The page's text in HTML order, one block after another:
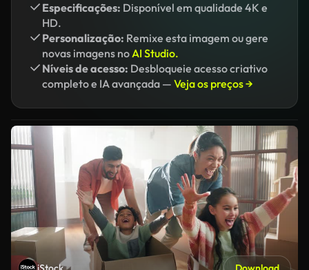
Especificações: Disponível em qualidade 4K e
HD.
Personalização: Remixe esta imagem ou gere
novas imagens noAI Studio.
Níveis de acesso: Desbloqueie acesso criativo
completo e IA avançada — Veja os preços →